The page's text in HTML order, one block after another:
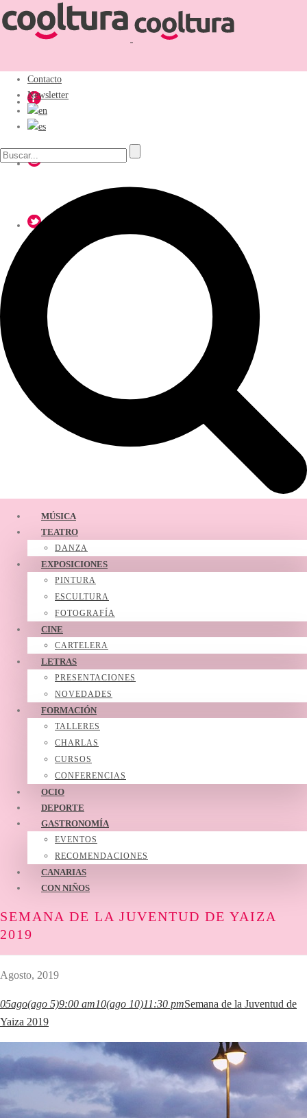
Contacto
Newsletter
MÚSICA
TEATRO
DANZA
EXPOSICIONES
PINTURA
ESCULTURA
FOTOGRAFÍA
CINE
CARTELERA
LETRAS
PRESENTACIONES
NOVEDADES
FORMACIÓN
TALLERES
CHARLAS
CURSOS
CONFERENCIAS
OCIO
DEPORTE
GASTRONOMÍA
EVENTOS
RECOMENDACIONES
CANARIAS
CON NIÑOS
SEMANA DE LA JUVENTUD DE YAIZA
2019
Agosto, 2019
05ago(ago 5)9:00 am10(ago 10)11:30 pmSemana de la Juventud de
Yaiza 2019